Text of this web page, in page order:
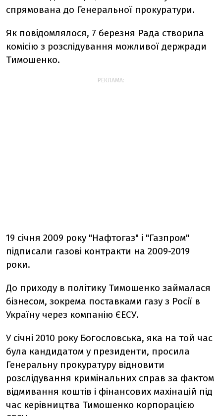
спрямована до Генеральної прокуратури.
Як повідомлялося, 7 березня Рада створила
комісію з розслідування можливої держради
Тимошенко.
РЕКЛАМА:
19 січня 2009 року "Нафтогаз" і "Газпром"
підписали газові контракти на 2009-2019
роки.
До приходу в політику Тимошенко займалася
бізнесом, зокрема поставками газу з Росії в
Україну через компанію ЄЕСУ.
У січні 2010 року Богословська, яка на той час
була кандидатом у президенти, просила
Генеральну прокуратуру відновити
розслідування кримінальних справ за фактом
відмивання коштів і фінансових махінацій під
час керівництва Тимошенко корпорацією